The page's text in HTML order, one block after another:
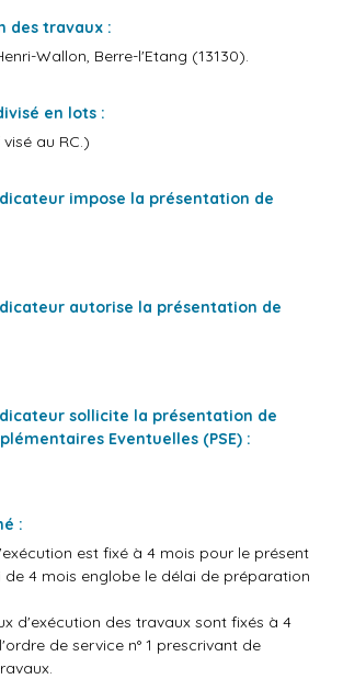
des travaux :
Wallon, Berre-l'Etang (13130).
en lots :
au RC.)
impose la présentation de
autorise la présentation de
sollicite la présentation de
Eventuelles (PSE) :
:
est fixé à 4 mois pour le présent
de 4 mois englobe le délai de préparation
d'exécution des travaux sont fixés à 4
de service n° 1 prescrivant de